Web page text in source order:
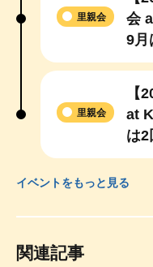
会
9月
里親会
【
at
は2
里親会
イベントをもっと見る
関連記事